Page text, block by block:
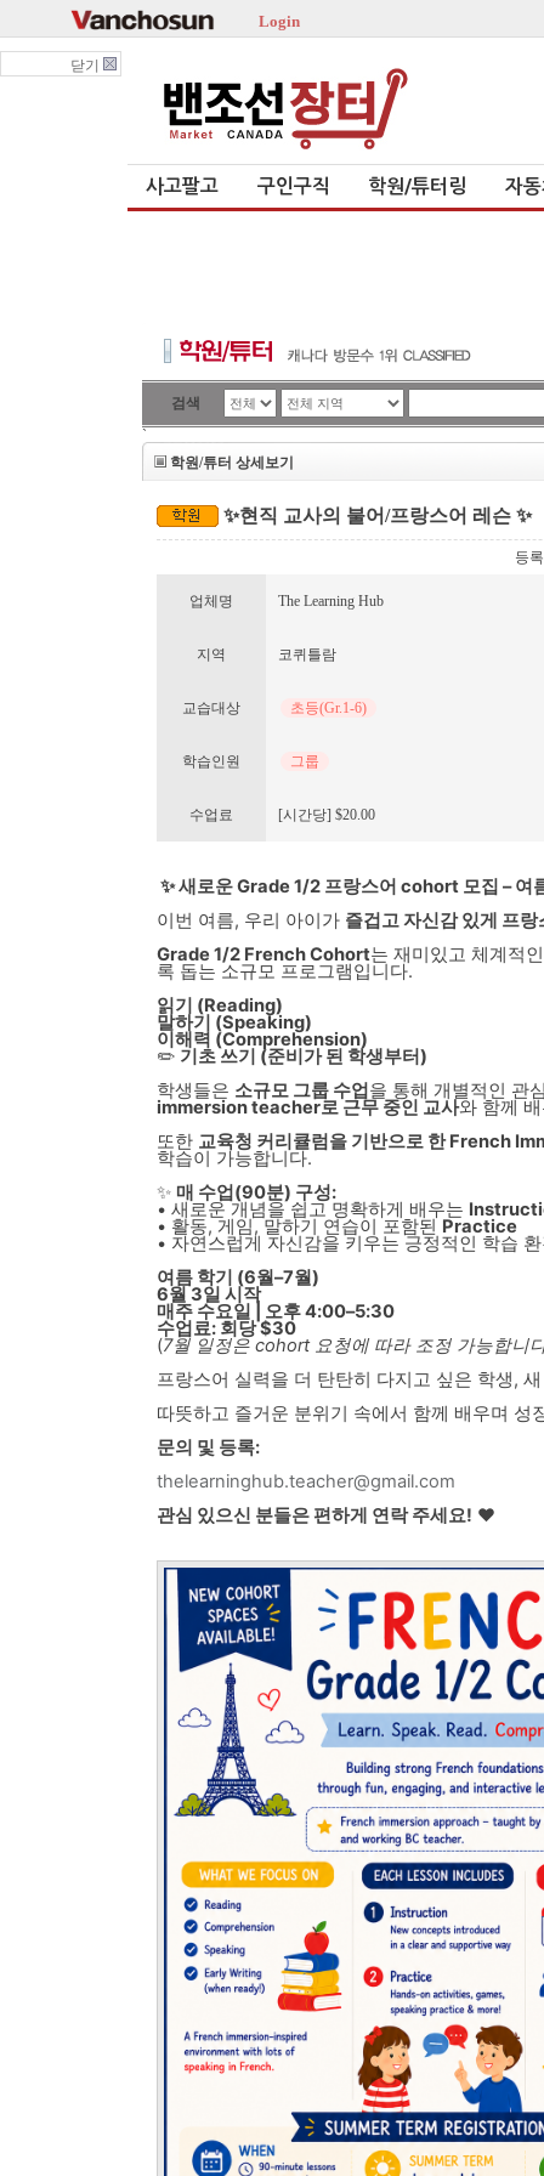
Login
닫기
사고팔고 구인구직 학원/튜터링 자
검색
`
학원/튜터 상세보기
✨현직 교사의 불어/프랑스어 레슨 ✨
등
업체명 The Learning Hub
지역 코퀴틀람
교습대상 초등(Gr.1-6)
학습인원 그룹
수업료 [시간당] $20.00
✨ 새로운 Grade 1/2 프랑스어 cohort 모집 – 여
이번 여름, 우리 아이가 즐겁고 자신감 있게 프
Grade 1/2 French Cohort는 재미있고 체계적
록 돕는 소규모 프로그램입니다.
읽기 (Reading)
말하기 (Speaking)
이해력 (Comprehension)
✏️ 기초 쓰기 (준비가 된 학생부터)
학생들은 소규모 그룹 수업을 통해 개별적인 관
immersion teacher로 근무 중인 교사와 함께
또한 교육청 커리큘럼을 기반으로 한 French
학습이 가능합니다.
✨ 매 수업(90분) 구성:
• 새로운 개념을 쉽고 명확하게 배우는
• 활동, 게임, 말하기 연습이 포함된 Practice
• 자연스럽게 자신감을 키우는 긍정적인 학습
여름 학기 (6월–7월)
6월 3일 시작
매주 수요일 | 오후 4:00–5:30
수업료: 회당 $30
(7월 일정은 cohort 요청에 따라 조정 가능합니
프랑스어 실력을 더 탄탄히 다지고 싶은 학생,
따뜻하고 즐거운 분위기 속에서 함께 배우며 성
문의 및 등록:
thelearninghub.teacher@gmail.com
관심 있으신 분들은 편하게 연락 주세요! ❤️